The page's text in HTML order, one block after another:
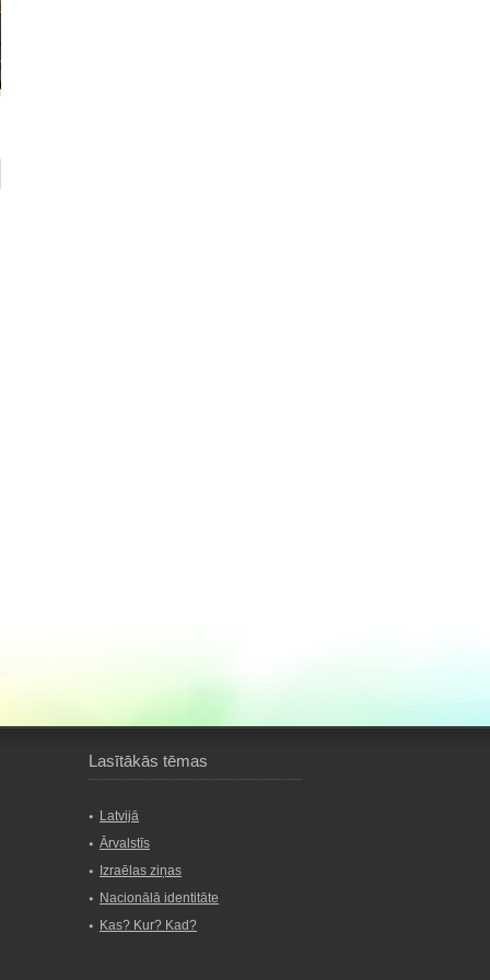
Lasītākās tēmas
Latvijā
Ārvalstīs
Izraēlas ziņas
Nacionālā identitāte
Kas? Kur? Kad?